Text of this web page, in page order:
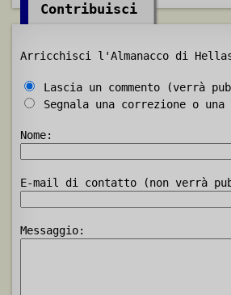
Contribuisci
Arricchisci l'Almanacco di
Lascia un commento (verrà
Segnala una correzione o
Nome:
E-mail di contatto (non verrà
Messaggio: